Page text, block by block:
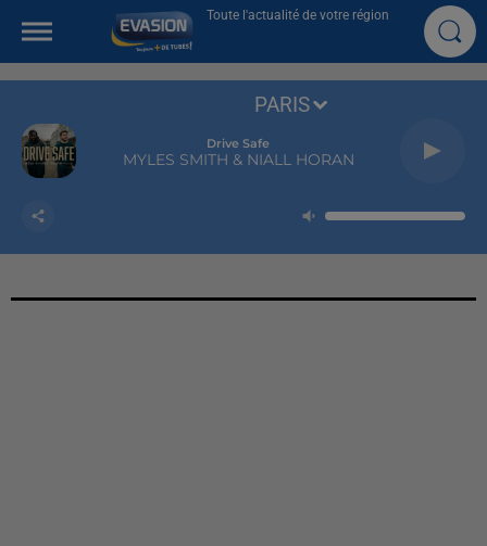
Toute l'actualité de votre région
Drive Safe
MYLES SMITH & NIALL HORAN
PARIS